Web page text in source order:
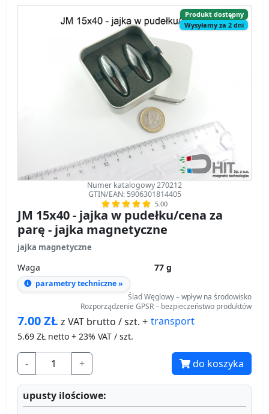
Produkt dostępny
Wysyłamy za 2 dni
Numer katalogowy 270212
GTIN/EAN: 5906301814405
5.00
JM 15x40 - jajka w pudełku/cena za
parę - jajka magnetyczne
jajka magnetyczne
Waga 77 g
parametry techniczne »
Ślad Węglowy – wpływ na środowisko
Rozporządzenie GPSR – bezpieczeństwo produktów
7.00ZŁ z VAT brutto / szt. + transport
5.69 ZŁ netto + 23% VAT / szt.
- + do koszyka
upusty ilościowe: